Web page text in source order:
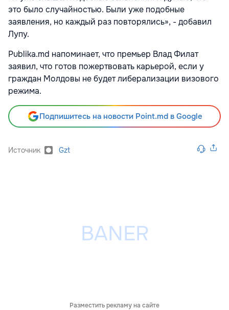
это было случайностью. Были уже подобные
заявления, но каждый раз повторялись», - добавил
Лупу.
Publika.md напоминает, что премьер Влад Филат
заявил, что готов пожертвовать карьерой, если у
граждан Молдовы не будет либерализации визового
режима.
Подпишитесь на новости Point.md в Google
Источник Gzt
Разместить рекламу на сайте